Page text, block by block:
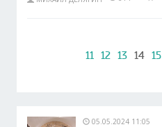
11 12 13 14 15
05.05.2024 11:05